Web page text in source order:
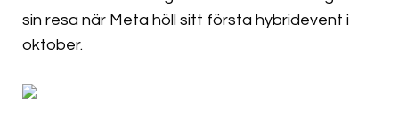
sin resa när Meta höll sitt första hybridevent i
oktober.